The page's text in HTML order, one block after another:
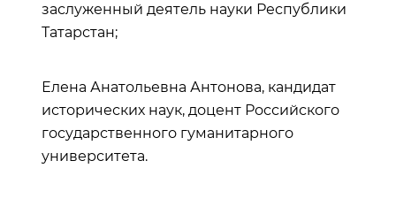
заслуженный деятель науки Республики
Татарстан;
Елена Анатольевна Антонова, кандидат
исторических наук, доцент Российского
государственного гуманитарного
университета.